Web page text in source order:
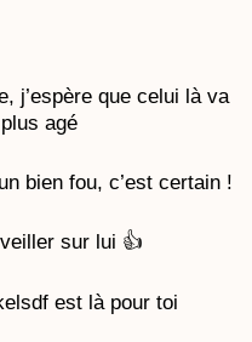
j’espère que celui là va
agé
bien fou, c’est certain !
sur lui 👍
est là pour toi